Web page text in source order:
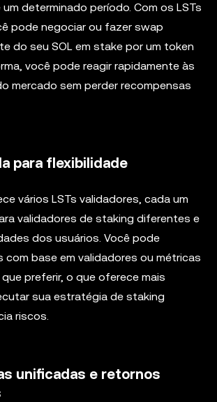
determinado período. Com os LSTs
pode negociar ou fazer swap
do seu SOL em stake por um token
você pode reagir rapidamente às
mercado sem perder recompensas
para flexibilidade
vários LSTs validadores, cada um
validadores de staking diferentes e
dos usuários. Você pode
com base em validadores ou métricas
preferir, o que oferece mais
sua estratégia de staking
riscos.
unificadas e retornos